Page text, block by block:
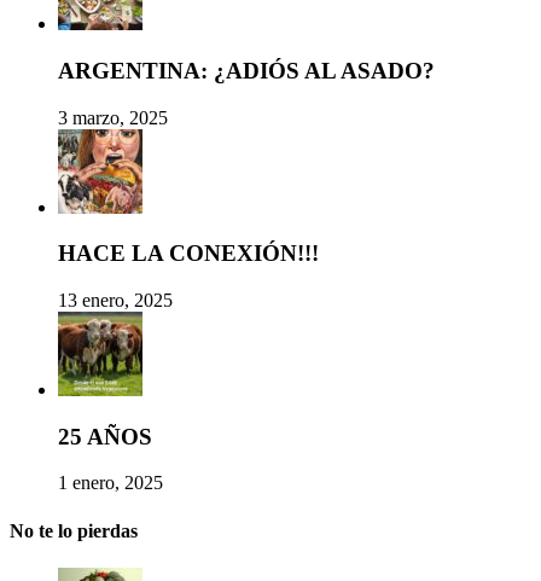
ARGENTINA: ¿ADIÓS AL ASADO?
3 marzo, 2025
HACE LA CONEXIÓN!!!
13 enero, 2025
25 AÑOS
1 enero, 2025
No te lo pierdas